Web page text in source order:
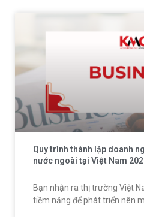
Quy trình thành lập doanh
nước ngoài tại Việt Nam
Bạn nhận ra thị trường Việt
tiềm năng để phát triển nên